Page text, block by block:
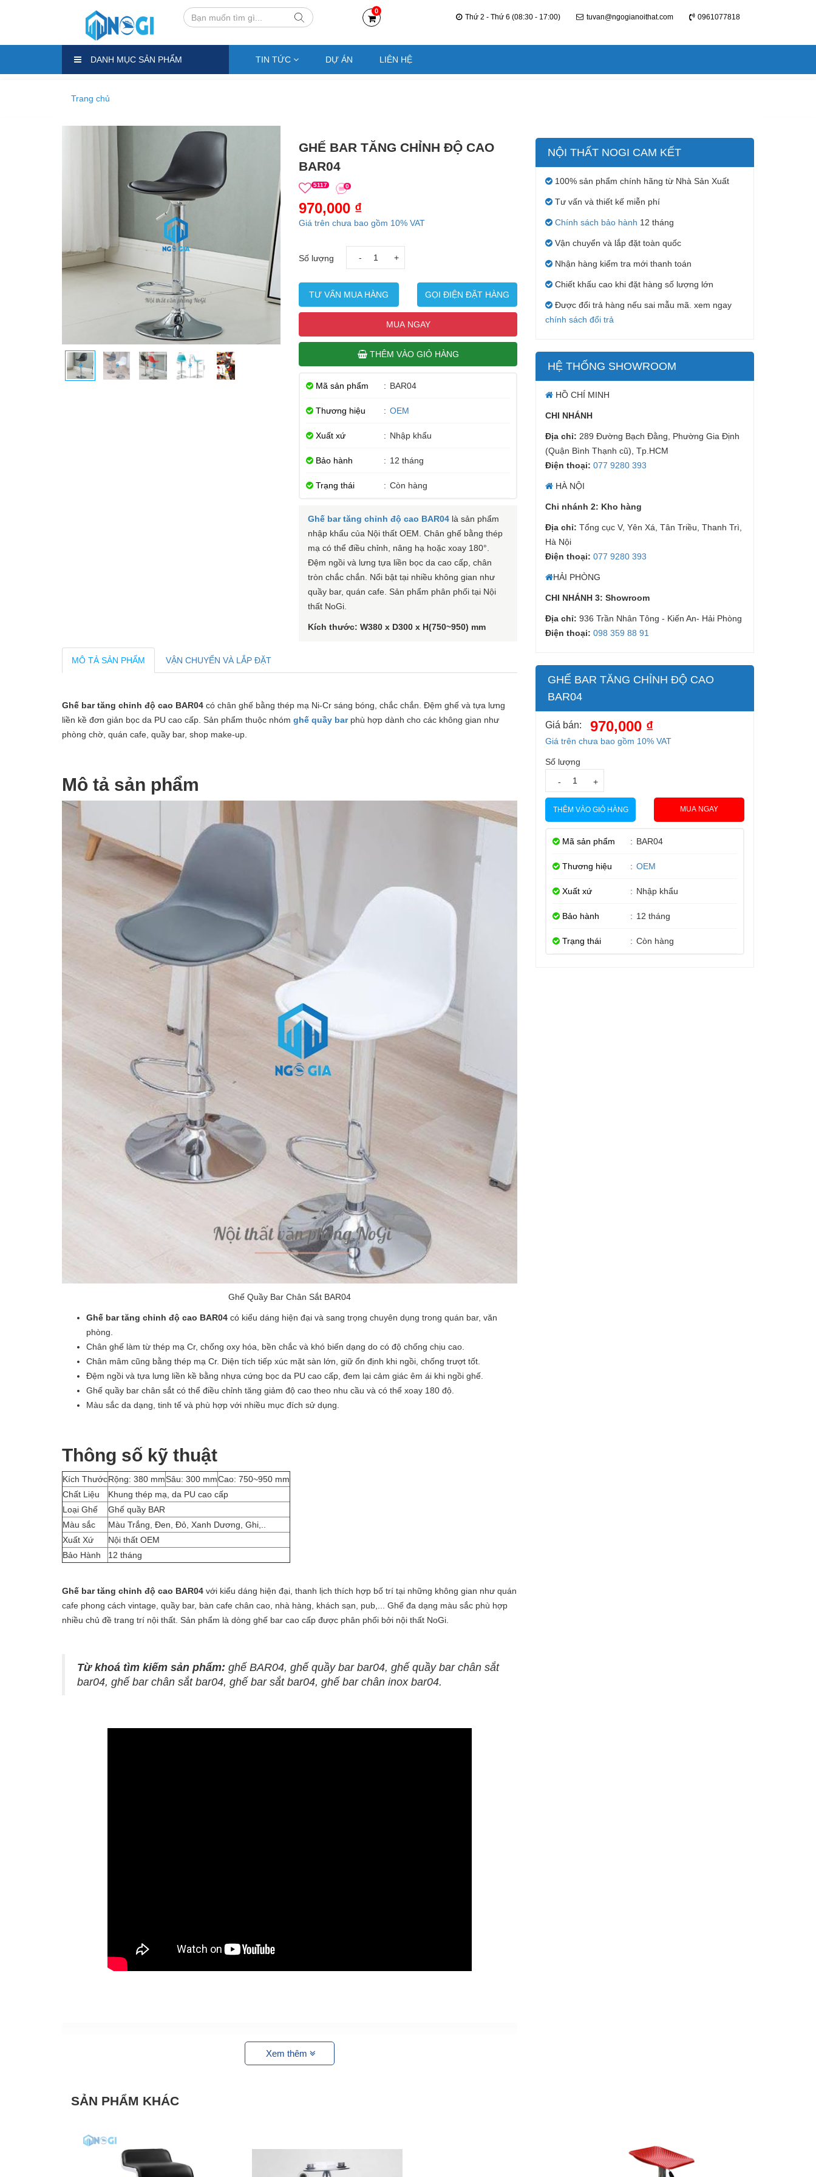
0
Thứ 2 - Thứ 6 (08:30 - 17:00) tuvan@ngogianoithat.com 0961077818
DANH MỤC SẢN PHẨM TIN TỨC DỰ ÁN LIÊN HỆ
Trang chủ
GHẾ BAR TĂNG CHỈNH ĐỘ CAO
BAR04
5117 0
970,000 ₫
Giá trên chưa bao gồm 10% VAT
Số lượng - +
TƯ VẤN MUA HÀNG GỌI ĐIỆN ĐẶT HÀNG
MUA NGAY
THÊM VÀO GIỎ HÀNG
Mã sản phẩm : BAR04
Thương hiệu : OEM
Xuất xứ : Nhập khẩu
Bảo hành : 12 tháng
Trạng thái : Còn hàng
Ghế bar tăng chỉnh độ cao BAR04 là sản phẩm
nhập khẩu của Nội thất OEM. Chân ghế bằng thép
mạ có thể điều chỉnh, nâng hạ hoặc xoay 180°.
Đệm ngồi và lưng tựa liền bọc da cao cấp, chân
tròn chắc chắn. Nổi bật tại nhiều không gian như
quầy bar, quán cafe. Sản phẩm phân phối tại Nội
thất NoGi.
Kích thước: W380 x D300 x H(750~950) mm
MÔ TẢ SẢN PHẨM VẬN CHUYỂN VÀ LẮP ĐẶT
Ghế bar tăng chỉnh độ cao BAR04 có chân ghế bằng thép mạ Ni-Cr sáng bóng, chắc chắn. Đệm ghế và tựa lưng
liền kề đơn giản bọc da PU cao cấp. Sản phẩm thuộc nhóm ghế quầy barphù hợp dành cho các không gian như
phòng chờ, quán cafe, quầy bar, shop make-up.
Mô tả sản phẩm
Ghế Quầy Bar Chân Sắt BAR04
Ghế bar tăng chỉnh độ cao BAR04 có kiểu dáng hiện đại và sang trọng chuyên dụng trong quán bar, văn
phòng.
Chân ghế làm từ thép mạ Cr, chống oxy hóa, bền chắc và khó biến dạng do có độ chống chịu cao.
Chân mâm cũng bằng thép mạ Cr. Diện tích tiếp xúc mặt sàn lớn, giữ ổn định khi ngồi, chống trượt tốt.
Đệm ngồi và tựa lưng liền kề bằng nhựa cứng bọc da PU cao cấp, đem lại cảm giác êm ái khi ngồi ghế.
Ghế quầy bar chân sắt có thể điều chỉnh tăng giảm độ cao theo nhu cầu và có thể xoay 180 độ.
Màu sắc da dạng, tinh tế và phù hợp với nhiều mục đích sử dụng.
Thông số kỹ thuật
Kích ThướcRộng: 380 mmSâu: 300 mmCao: 750~950 mm
Chất Liệu
Khung thép mạ, da PU cao cấp
Loại Ghế
Ghế quầy BAR
Màu sắc
Màu Trắng, Đen, Đỏ, Xanh Dương, Ghi,..
Xuất Xứ
Nội thất OEM
Bảo Hành
12 tháng
Ghế bar tăng chỉnh độ cao BAR04 với kiểu dáng hiện đại, thanh lịch thích hợp bố trí tại những không gian như quán
cafe phong cách vintage, quầy bar, bàn cafe chân cao, nhà hàng, khách sạn, pub,... Ghế đa dạng màu sắc phù hợp
nhiều chủ đề trang trí nội thất. Sản phẩm là dòng ghế bar cao cấp được phân phối bởi nội thất NoGi.
Từ khoá tìm kiếm sản phẩm: ghế BAR04, ghế quầy bar bar04, ghế quầy bar chân sắt
bar04, ghế bar chân sắt bar04, ghế bar sắt bar04, ghế bar chân inox bar04.
Xem thêm
NỘI THẤT NOGI CAM KẾT
100% sản phẩm chính hãng từ Nhà Sản Xuất
Tư vấn và thiết kế miễn phí
Chính sách bảo hành 12 tháng
Vận chuyển và lắp đặt toàn quốc
Nhận hàng kiểm tra mới thanh toán
Chiết khấu cao khi đặt hàng số lượng lớn
Được đổi trả hàng nếu sai mẫu mã. xem ngay
chính sách đổi trả
HỆ THỐNG SHOWROOM
HỒ CHÍ MINH
CHI NHÁNH
Địa chỉ: 289 Đường Bạch Đằng, Phường Gia Định
(Quận Bình Thạnh cũ), Tp.HCM
Điện thoại: 077 9280 393
HÀ NỘI
Chi nhánh 2: Kho hàng
Địa chỉ: Tổng cục V, Yên Xá, Tân Triều, Thanh Trì,
Hà Nội
Điện thoại: 077 9280 393
HẢI PHÒNG
CHI NHÁNH 3: Showroom
Địa chỉ: 936 Trần Nhân Tông - Kiến An- Hải Phòng
Điện thoại: 098 359 88 91
GHẾ BAR TĂNG CHỈNH ĐỘ CAO
BAR04
Giá bán: 970,000 ₫
Giá trên chưa bao gồm 10% VAT
Số lượng
- +
THÊM VÀO GIỎ HÀNG MUA NGAY
Mã sản phẩm : BAR04
Thương hiệu : OEM
Xuất xứ : Nhập khẩu
Bảo hành : 12 tháng
Trạng thái : Còn hàng
SẢN PHẨM KHÁC